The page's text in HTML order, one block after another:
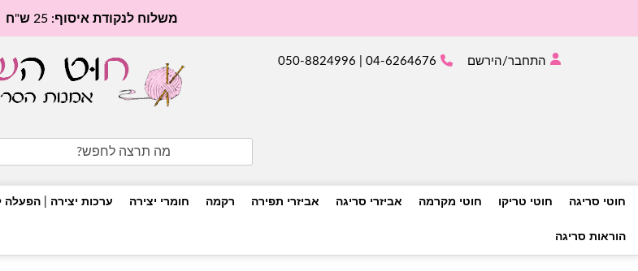
משלוח לנקודת איסוף: 25 ש"ח
for:
התחבר/הירשם 04-6264676 | 050-8824996
חוטי סריגה חוטי טריקו חוטי מקרמה אביזרי סריגה אביזרי תפירה רקמה חומרי יצירה ערכות יצירה | הפעלה
הוראות סריגה